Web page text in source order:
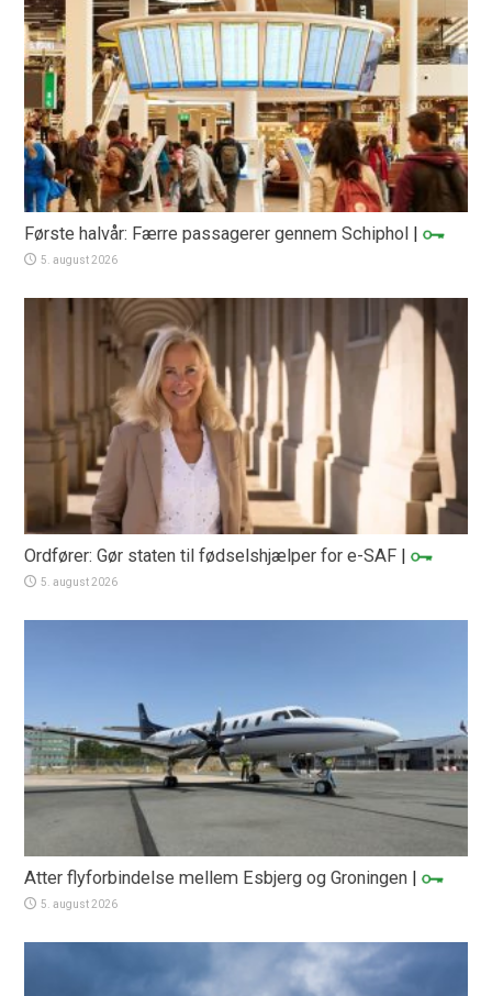
Første halvår: Færre passagerer gennem Schiphol |
5. august 2026
Ordfører: Gør staten til fødselshjælper for e-SAF |
5. august 2026
Atter flyforbindelse mellem Esbjerg og Groningen |
5. august 2026